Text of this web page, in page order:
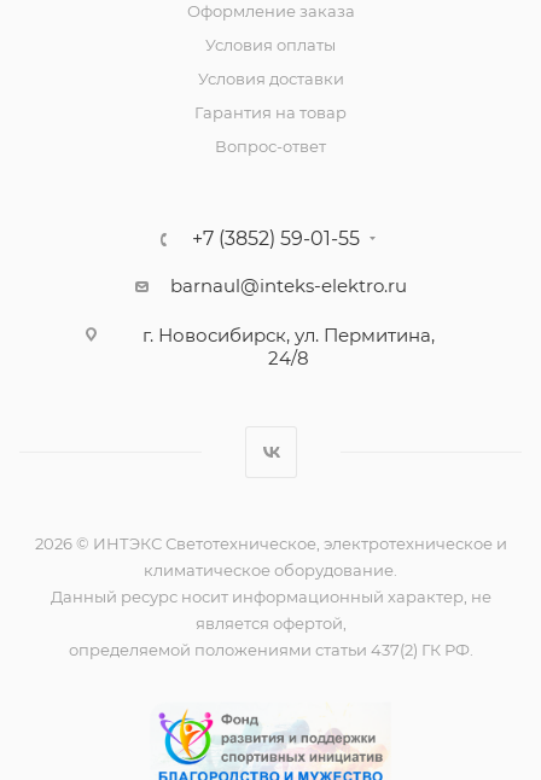
Оформление заказа
Условия оплаты
Условия доставки
Гарантия на товар
Вопрос-ответ
+7 (3852) 59-01-55
barnaul@inteks-elektro.ru
г. Новосибирск, ул. Пермитина,
24/8
2026 © ИНТЭКС Светотехническое, электротехническое и
климатическое оборудование.
Данный ресурс носит информационный характер, не
является офертой,
определяемой положениями статьи 437(2) ГК РФ.